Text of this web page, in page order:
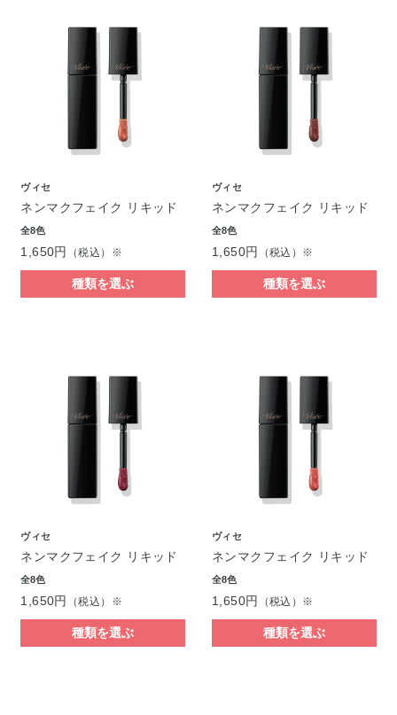
ヴィセ
ネンマクフェイク リキッド
全8色
1,650円 （税込）※
種類を選ぶ
ヴィセ
ネンマクフェイク リキッド
全8色
1,650円 （税込）※
種類を選ぶ
ヴィセ
ネンマクフェイク リキッド
全8色
1,650円 （税込）※
種類を選ぶ
ヴィセ
ネンマクフェイク リキッド
全8色
1,650円 （税込）※
種類を選ぶ